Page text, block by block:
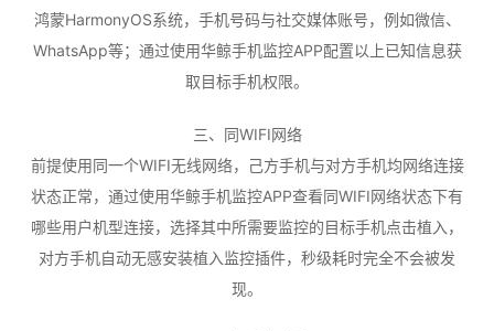
鸿蒙HarmonyOS系统，手机号码与社交媒体账号，例如微信、
WhatsApp等；通过使用华鲸手机监控APP配置以上已知信息获
取目标手机权限。
三、同WIFI网络
前提使用同一个WIFI无线网络，己方手机与对方手机均网络连接
状态正常，通过使用华鲸手机监控APP查看同WIFI网络状态下有
哪些用户机型连接，选择其中所需要监控的目标手机点击植入，
对方手机自动无感安装植入监控插件，秒级耗时完全不会被发
现。